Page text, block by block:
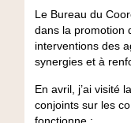
Le Bureau du
dans la promotion
interventions des
synergies et à
En avril, j’ai visité
conjoints sur les
fonctionne :